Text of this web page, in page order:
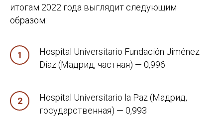
итогам 2022 года выглядит следующим
образом:
Hospital Universitario Fundación Jiménez
Díaz (Мадрид, частная) — 0,996
Hospital Universitario la Paz (Мадрид,
государственная) — 0,993